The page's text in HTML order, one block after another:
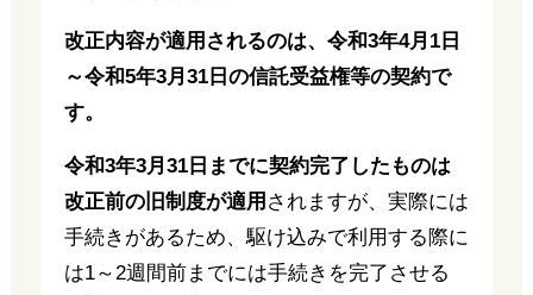
改正内容が適用されるのは、令和3年4月1日
～令和5年3月31日の信託受益権等の契約で
す。
令和3年3月31日までに契約完了したものは
改正前の旧制度が適用 されますが、実際には
手続きがあるため、駆け込みで利用する際に
は1～2週間前までには手続きを完了させる